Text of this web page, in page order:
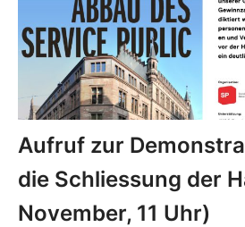
Aufruf zur
die Schliessung der
November, 11 Uhr)